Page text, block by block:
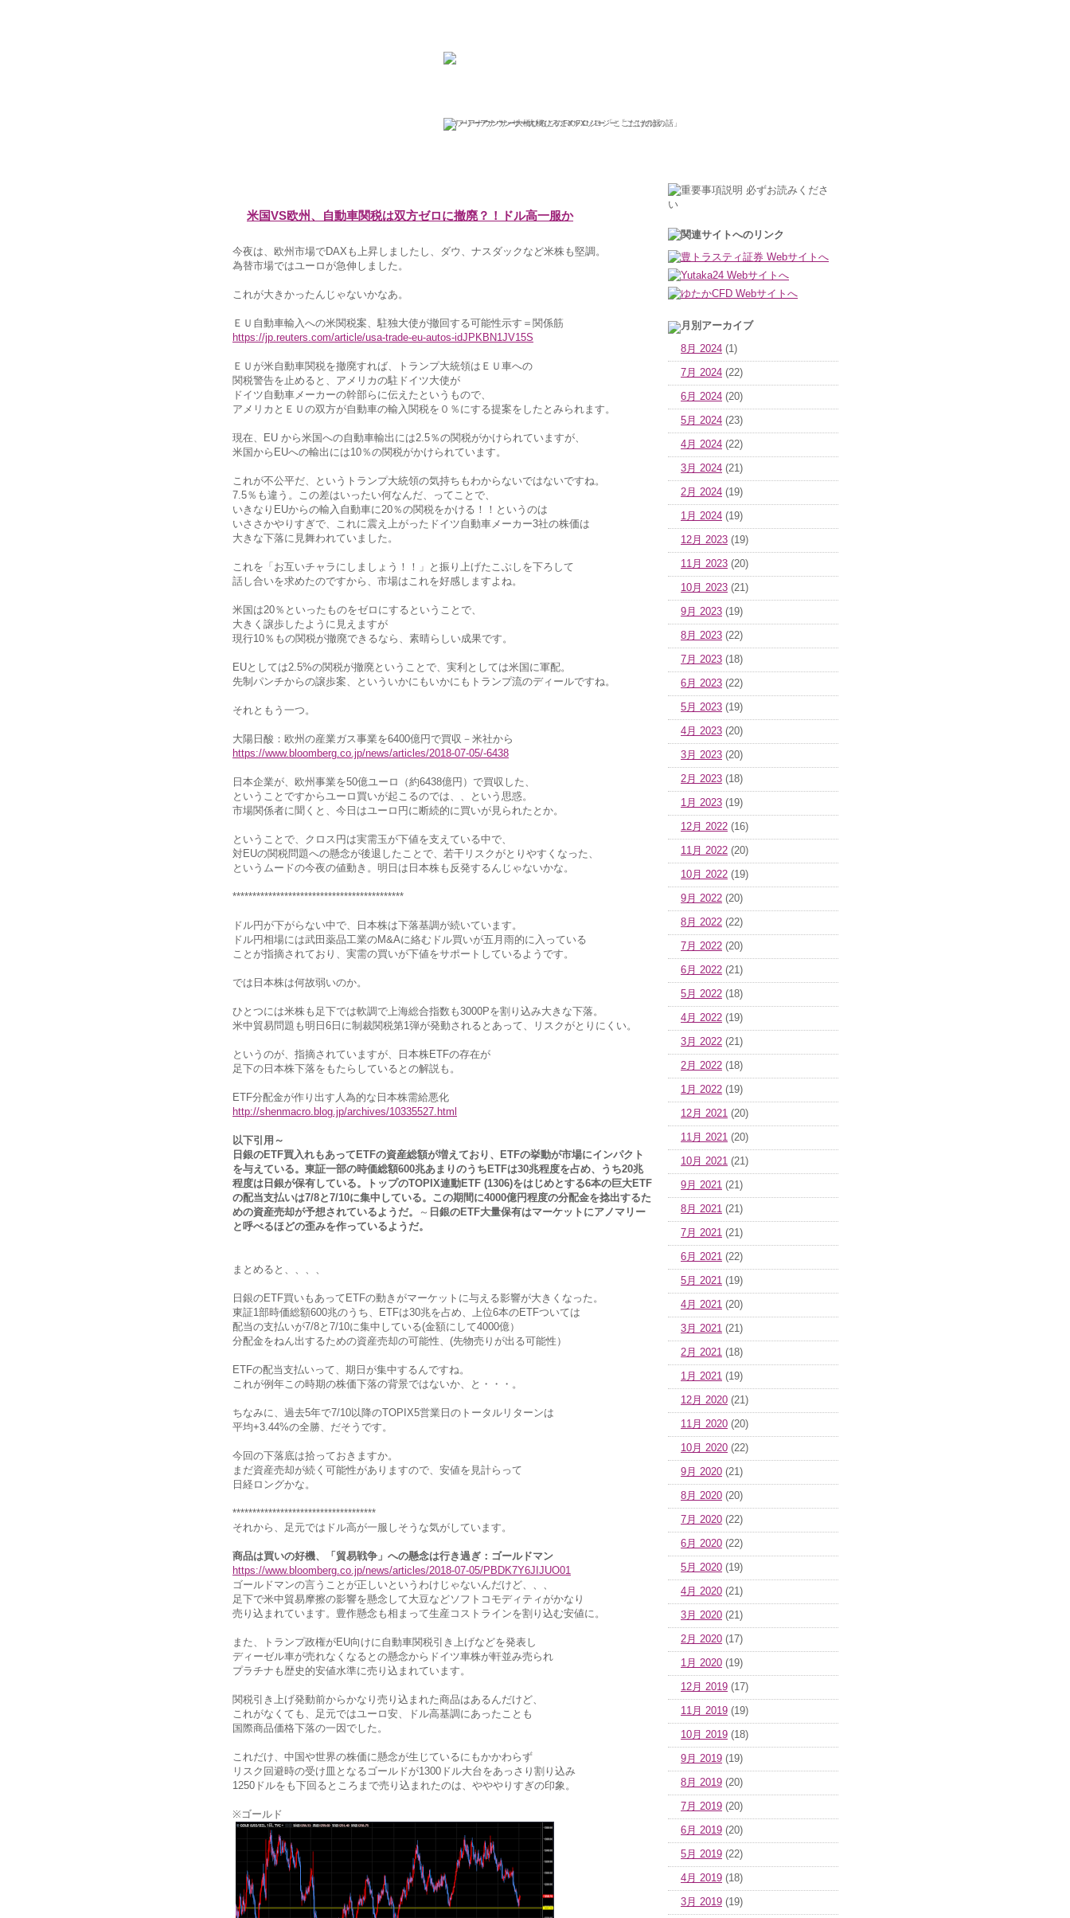
ひろこの“ボラタイル”な日々
フリーアナウンサー大橋ひろこのFXソロジー「ここだけの話」
米国VS欧州、自動車関税は双方ゼロに撤廃？！ドル高一服か
今夜は、欧州市場でDAXも上昇しましたし、ダウ、ナスダックなど米株も堅調。
為替市場ではユーロが急伸しました。
これが大きかったんじゃないかなあ。
ＥＵ自動車輸入への米関税案、駐独大使が撤回する可能性示す＝関係筋
https://jp.reuters.com/article/usa-trade-eu-autos-idJPKBN1JV15S
ＥＵが米自動車関税を撤廃すれば、トランプ大統領はＥＵ車への
関税警告を止めると、アメリカの駐ドイツ大使が
ドイツ自動車メーカーの幹部らに伝えたというもので、
アメリカとＥＵの双方が自動車の輸入関税を０％にする提案をしたとみられます。
現在、EU から米国への自動車輸出には2.5％の関税がかけられていますが、
米国からEUへの輸出には10％の関税がかけられています。
これが不公平だ、というトランプ大統領の気持ちもわからないではないですね。
7.5％も違う。この差はいったい何なんだ、ってことで、
いきなりEUからの輸入自動車に20％の関税をかける！！というのは
いささかやりすぎで、これに震え上がったドイツ自動車メーカー3社の株価は
大きな下落に見舞われていました。
これを「お互いチャラにしましょう！！」と振り上げたこぶしを下ろして
話し合いを求めたのですから、市場はこれを好感しますよね。
米国は20％といったものをゼロにするということで、
大きく譲歩したように見えますが
現行10％もの関税が撤廃できるなら、素晴らしい成果です。
EUとしては2.5%の関税が撤廃ということで、実利としては米国に軍配。
先制パンチからの譲歩案、といういかにもいかにもトランプ流のディールですね。
それともう一つ。
大陽日酸：欧州の産業ガス事業を6400億円で買収－米社から
https://www.bloomberg.co.jp/news/articles/2018-07-05/-6438
日本企業が、欧州事業を50億ユーロ（約6438億円）で買収した、
ということですからユーロ買いが起こるのでは、、という思惑。
市場関係者に聞くと、今日はユーロ円に断続的に買いが見られたとか。
ということで、クロス円は実需玉が下値を支えている中で、
対EUの関税問題への懸念が後退したことで、若干リスクがとりやすくなった、
というムードの今夜の値動き。明日は日本株も反発するんじゃないかな。
*******************************************
ドル円が下がらない中で、日本株は下落基調が続いています。
ドル円相場には武田薬品工業のM&Aに絡むドル買いが五月雨的に入っている
ことが指摘されており、実需の買いが下値をサポートしているようです。
では日本株は何故弱いのか。
ひとつには米株も足下では軟調で上海総合指数も3000Pを割り込み大きな下落。
米中貿易問題も明日6日に制裁関税第1弾が発動されるとあって、リスクがとりにくい。
というのが、指摘されていますが、日本株ETFの存在が
足下の日本株下落をもたらしているとの解説も。
ETF分配金が作り出す人為的な日本株需給悪化
http://shenmacro.blog.jp/archives/10335527.html
以下引用～
日銀のETF買入れもあってETFの資産総額が増えており、ETFの挙動が市場にインパクト
を与えている。東証一部の時価総額600兆あまりのうちETFは30兆程度を占め、うち20兆
程度は日銀が保有している。トップのTOPIX連動ETF (1306)をはじめとする6本の巨大ETF
の配当支払いは7/8と7/10に集中している。この期間に4000億円程度の分配金を捻出するた
めの資産売却が予想されているようだ。
～ 日銀のETF大量保有はマーケットにアノマリー
と呼べるほどの歪みを作っているようだ。
まとめると、、、、
日銀のETF買いもあってETFの動きがマーケットに与える影響が大きくなった。
東証1部時価総額600兆のうち、ETFは30兆を占め、上位6本のETFついては
配当の支払いが7/8と7/10に集中している(金額にして4000億）
分配金をねん出するための資産売却の可能性、(先物売りが出る可能性）
ETFの配当支払いって、期日が集中するんですね。
これが例年この時期の株価下落の背景ではないか、と・・・。
ちなみに、過去5年で7/10以降のTOPIX5営業日のトータルリターンは
平均+3.44%の全勝、だそうです。
今回の下落底は拾っておきますか。
まだ資産売却が続く可能性がありますので、安値を見計らって
日経ロングかな。
************************************
それから、足元ではドル高が一服しそうな気がしています。
商品は買いの好機、「貿易戦争」への懸念は行き過ぎ：ゴールドマン
https://www.bloomberg.co.jp/news/articles/2018-07-05/PBDK7Y6JIJUO01
ゴールドマンの言うことが正しいというわけじゃないんだけど、、、
足下で米中貿易摩擦の影響を懸念して大豆などソフトコモディティがかなり
売り込まれています。豊作懸念も相まって生産コストラインを割り込む安値に。
また、トランプ政権がEU向けに自動車関税引き上げなどを発表し
ディーゼル車が売れなくなるとの懸念からドイツ車株が軒並み売られ
プラチナも歴史的安値水準に売り込まれています。
関税引き上げ発動前からかなり売り込まれた商品はあるんだけど、
これがなくても、足元ではユーロ安、ドル高基調にあったことも
国際商品価格下落の一因でした。
これだけ、中国や世界の株価に懸念が生じているにもかかわらず
リスク回避時の受け皿となるゴールドが1300ドル大台をあっさり割り込み
1250ドルをも下回るところまで売り込まれたのは、やややりすぎの印象。
※ゴールド
8月 2024 (1)
7月 2024 (22)
6月 2024 (20)
5月 2024 (23)
4月 2024 (22)
3月 2024 (21)
2月 2024 (19)
1月 2024 (19)
12月 2023 (19)
11月 2023 (20)
10月 2023 (21)
9月 2023 (19)
8月 2023 (22)
7月 2023 (18)
6月 2023 (22)
5月 2023 (19)
4月 2023 (20)
3月 2023 (20)
2月 2023 (18)
1月 2023 (19)
12月 2022 (16)
11月 2022 (20)
10月 2022 (19)
9月 2022 (20)
8月 2022 (22)
7月 2022 (20)
6月 2022 (21)
5月 2022 (18)
4月 2022 (19)
3月 2022 (21)
2月 2022 (18)
1月 2022 (19)
12月 2021 (20)
11月 2021 (20)
10月 2021 (21)
9月 2021 (21)
8月 2021 (21)
7月 2021 (21)
6月 2021 (22)
5月 2021 (19)
4月 2021 (20)
3月 2021 (21)
2月 2021 (18)
1月 2021 (19)
12月 2020 (21)
11月 2020 (20)
10月 2020 (22)
9月 2020 (21)
8月 2020 (20)
7月 2020 (22)
6月 2020 (22)
5月 2020 (19)
4月 2020 (21)
3月 2020 (21)
2月 2020 (17)
1月 2020 (19)
12月 2019 (17)
11月 2019 (19)
10月 2019 (18)
9月 2019 (19)
8月 2019 (20)
7月 2019 (20)
6月 2019 (20)
5月 2019 (22)
4月 2019 (18)
3月 2019 (19)